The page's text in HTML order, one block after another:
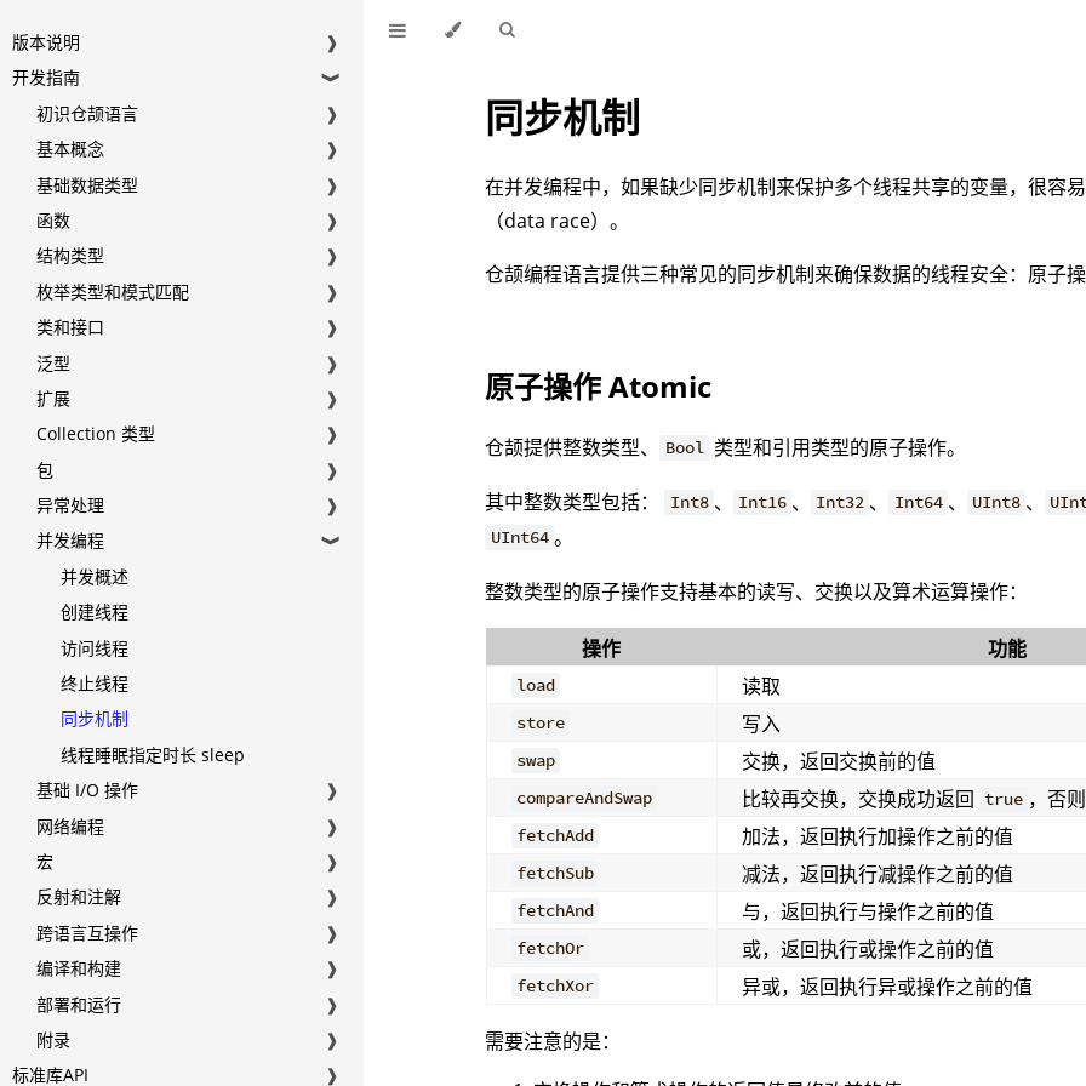
版本说明
❱
开发指南
❱
初识仓颉语言
❱
基本概念
❱
基础数据类型
❱
函数
❱
结构类型
❱
枚举类型和模式匹配
❱
类和接口
❱
泛型
❱
扩展
❱
Collection 类型
❱
包
❱
异常处理
❱
并发编程
❱
并发概述
创建线程
访问线程
终止线程
同步机制
线程睡眠指定时长 sleep
基础 I/O 操作
❱
网络编程
❱
宏
❱
反射和注解
❱
跨语言互操作
❱
编译和构建
❱
部署和运行
❱
附录
❱
标准库API
❱
同步机制
在并发编程中，如果缺少同步机制来保护多个线程共享的变量，很容
（data race）。
仓颉编程语言提供三种常见的同步机制来确保数据的线程安全：原子
原子操作 Atomic
仓颉提供整数类型、 Bool 类型和引用类型的原子操作。
其中整数类型包括： Int8 、 Int16 、 Int32 、 Int64 、 UInt8 、
UInt64 。
整数类型的原子操作支持基本的读写、交换以及算术运算操作：
操作 功能
load 读取
store 写入
swap 交换，返回交换前的值
compareAndSwap 比较再交换，交换成功返回 true ，否
fetchAdd
加法，返回执行加操作之前的值
fetchSub 减法，返回执行减操作之前的值
fetchAnd 与，返回执行与操作之前的值
fetchOr 或，返回执行或操作之前的值
fetchXor 异或，返回执行异或操作之前的值
需要注意的是：